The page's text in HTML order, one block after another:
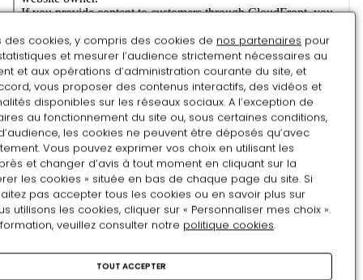
Carapace de tortue, berceau supposé d'Henri IVby
Rmn-Grand Palais
des cookies, y compris des cookies de nos partenaires pour
et mesurer l’audience strictement nécessaires au
et aux opérations d’administration courante du site, et
vous proposer des contenus interactifs, des vidéos et
disponibles sur les réseaux sociaux. A l’exception de
au fonctionnement du site ou, sous certaines conditions,
les cookies ne peuvent être déposés qu’avec
Vous pouvez exprimer vos choix en utilisant les
et changer d’avis à tout moment en cliquant sur la
les cookies » située en bas de chaque page du site. Si
pas accepter tous les cookies ou en savoir plus sur
utilisons les cookies, cliquer sur « Personnaliser mes choix ».
veuillez consulter notre politique cookies.
TOUT ACCEPTER